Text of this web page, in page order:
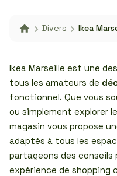
Divers Ikea
Ikea Marseille est une
tous les amateurs de
fonctionnel. Que vous
ou simplement explorer
magasin vous propose
adaptés à tous les
partageons des
expérience de shopping